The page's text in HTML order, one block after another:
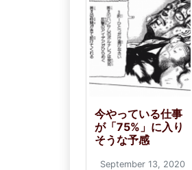
今やっている仕事
が「75%」に入り
そうな予感
September 13, 2020